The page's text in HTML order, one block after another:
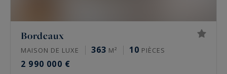
Bordeaux
MAISON DE LUXE 363 M² 10 PIÈCES
2 990 000 €